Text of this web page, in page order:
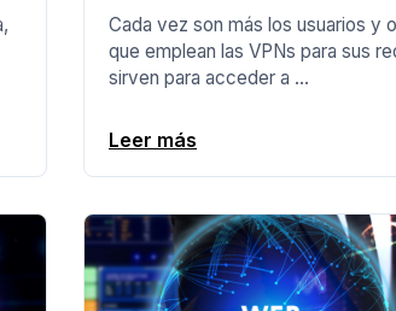
Cada vez son más los usuarios y
que emplean las VPNs para sus
sirven para acceder a ...
Leer más